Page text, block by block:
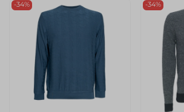
-34% -34%